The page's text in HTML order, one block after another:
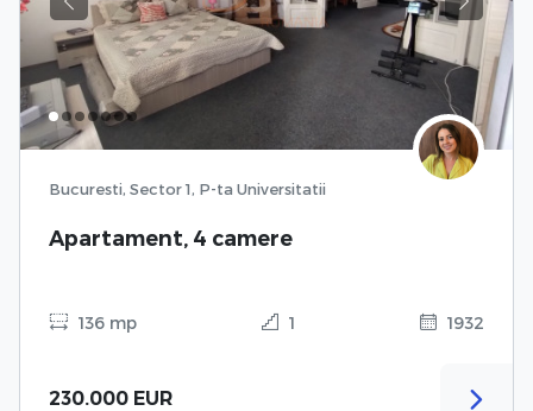
Previous Next
Bucuresti, Sector 1, P-ta Universitatii
Apartament, 4 camere
136 mp 1 1932
230.000 EUR